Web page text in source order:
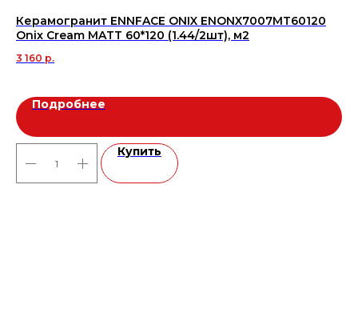
Керамогранит ENNFACE ONIX ENONX7007MT60120
Onix Cream MATT 60*120 (1.44/2шт), м2
3 160 р.
Подробнее
Купить